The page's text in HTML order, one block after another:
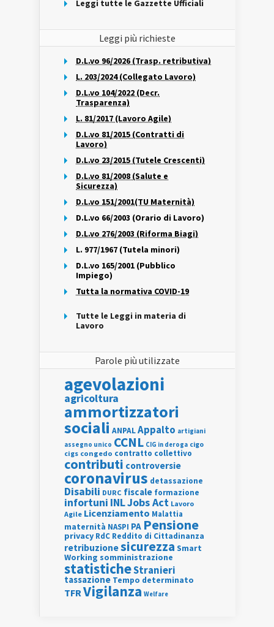
Leggi tutte le Gazzette Ufficiali
Leggi più richieste
D.L.vo 96/2026 (Trasp. retributiva)
L. 203/2024 (Collegato Lavoro)
D.L.vo 104/2022 (Decr.
Trasparenza)
L. 81/2017 (Lavoro Agile)
D.L.vo 81/2015 (Contratti di
Lavoro)
D.L.vo 23/2015 (Tutele Crescenti)
D.L.vo 81/2008 (Salute e
Sicurezza)
D.L.vo 151/2001(TU Maternità)
D.L.vo 66/2003 (Orario di Lavoro)
D.L.vo 276/2003 (Riforma Biagi)
L. 977/1967 (Tutela minori)
D.L.vo 165/2001 (Pubblico
Impiego)
Tutta la normativa COVID-19
Tutte le Leggi in materia di
Lavoro
Parole più utilizzate
agevolazioni
agricoltura
ammortizzatori
sociali ANPALAppalto artigiani
assegno unico CCNL CIG in deroga cigo
cigs congedo contratto collettivo
contributi controversie
coronavirus detassazione
Disabili DURC fiscale formazione
infortuni INLJobs Act Lavoro
Agile Licenziamento Malattia
maternità NASPI PA Pensione
privacy RdC Reddito di Cittadinanza
retribuzionesicurezza Smart
Working somministrazione
statisticheStranieri
tassazione Tempo determinato
TFRVigilanza Welfare